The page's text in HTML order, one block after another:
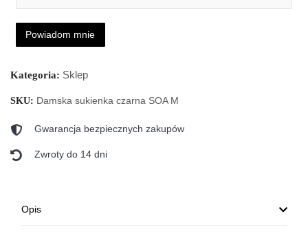
Powiadom mnie
Kategoria: Sklep
SKU: Damska sukienka czarna SOA M
Gwarancja bezpiecznych zakupów
Zwroty do 14 dni
Opis